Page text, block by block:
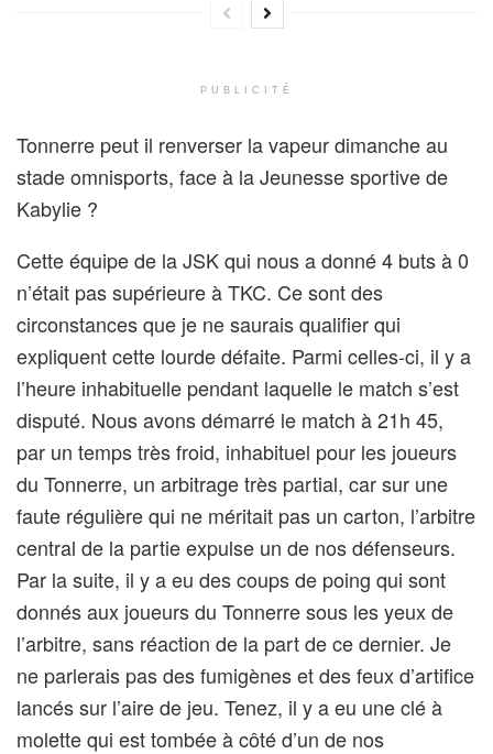
PUBLICITÉ
Tonnerre peut il renverser la vapeur dimanche au
stade omnisports, face à la Jeunesse sportive de
Kabylie ?
Cette équipe de la JSK qui nous a donné 4 buts à 0
n’était pas supérieure à TKC. Ce sont des
circonstances que je ne saurais qualifier qui
expliquent cette lourde défaite. Parmi celles-ci, il y a
l’heure inhabituelle pendant laquelle le match s’est
disputé. Nous avons démarré le match à 21h 45,
par un temps très froid, inhabituel pour les joueurs
du Tonnerre, un arbitrage très partial, car sur une
faute régulière qui ne méritait pas un carton, l’arbitre
central de la partie expulse un de nos défenseurs.
Par la suite, il y a eu des coups de poing qui sont
donnés aux joueurs du Tonnerre sous les yeux de
l’arbitre, sans réaction de la part de ce dernier. Je
ne parlerais pas des fumigènes et des feux d’artifice
lancés sur l’aire de jeu. Tenez, il y a eu une clé à
molette qui est tombée à côté d’un de nos